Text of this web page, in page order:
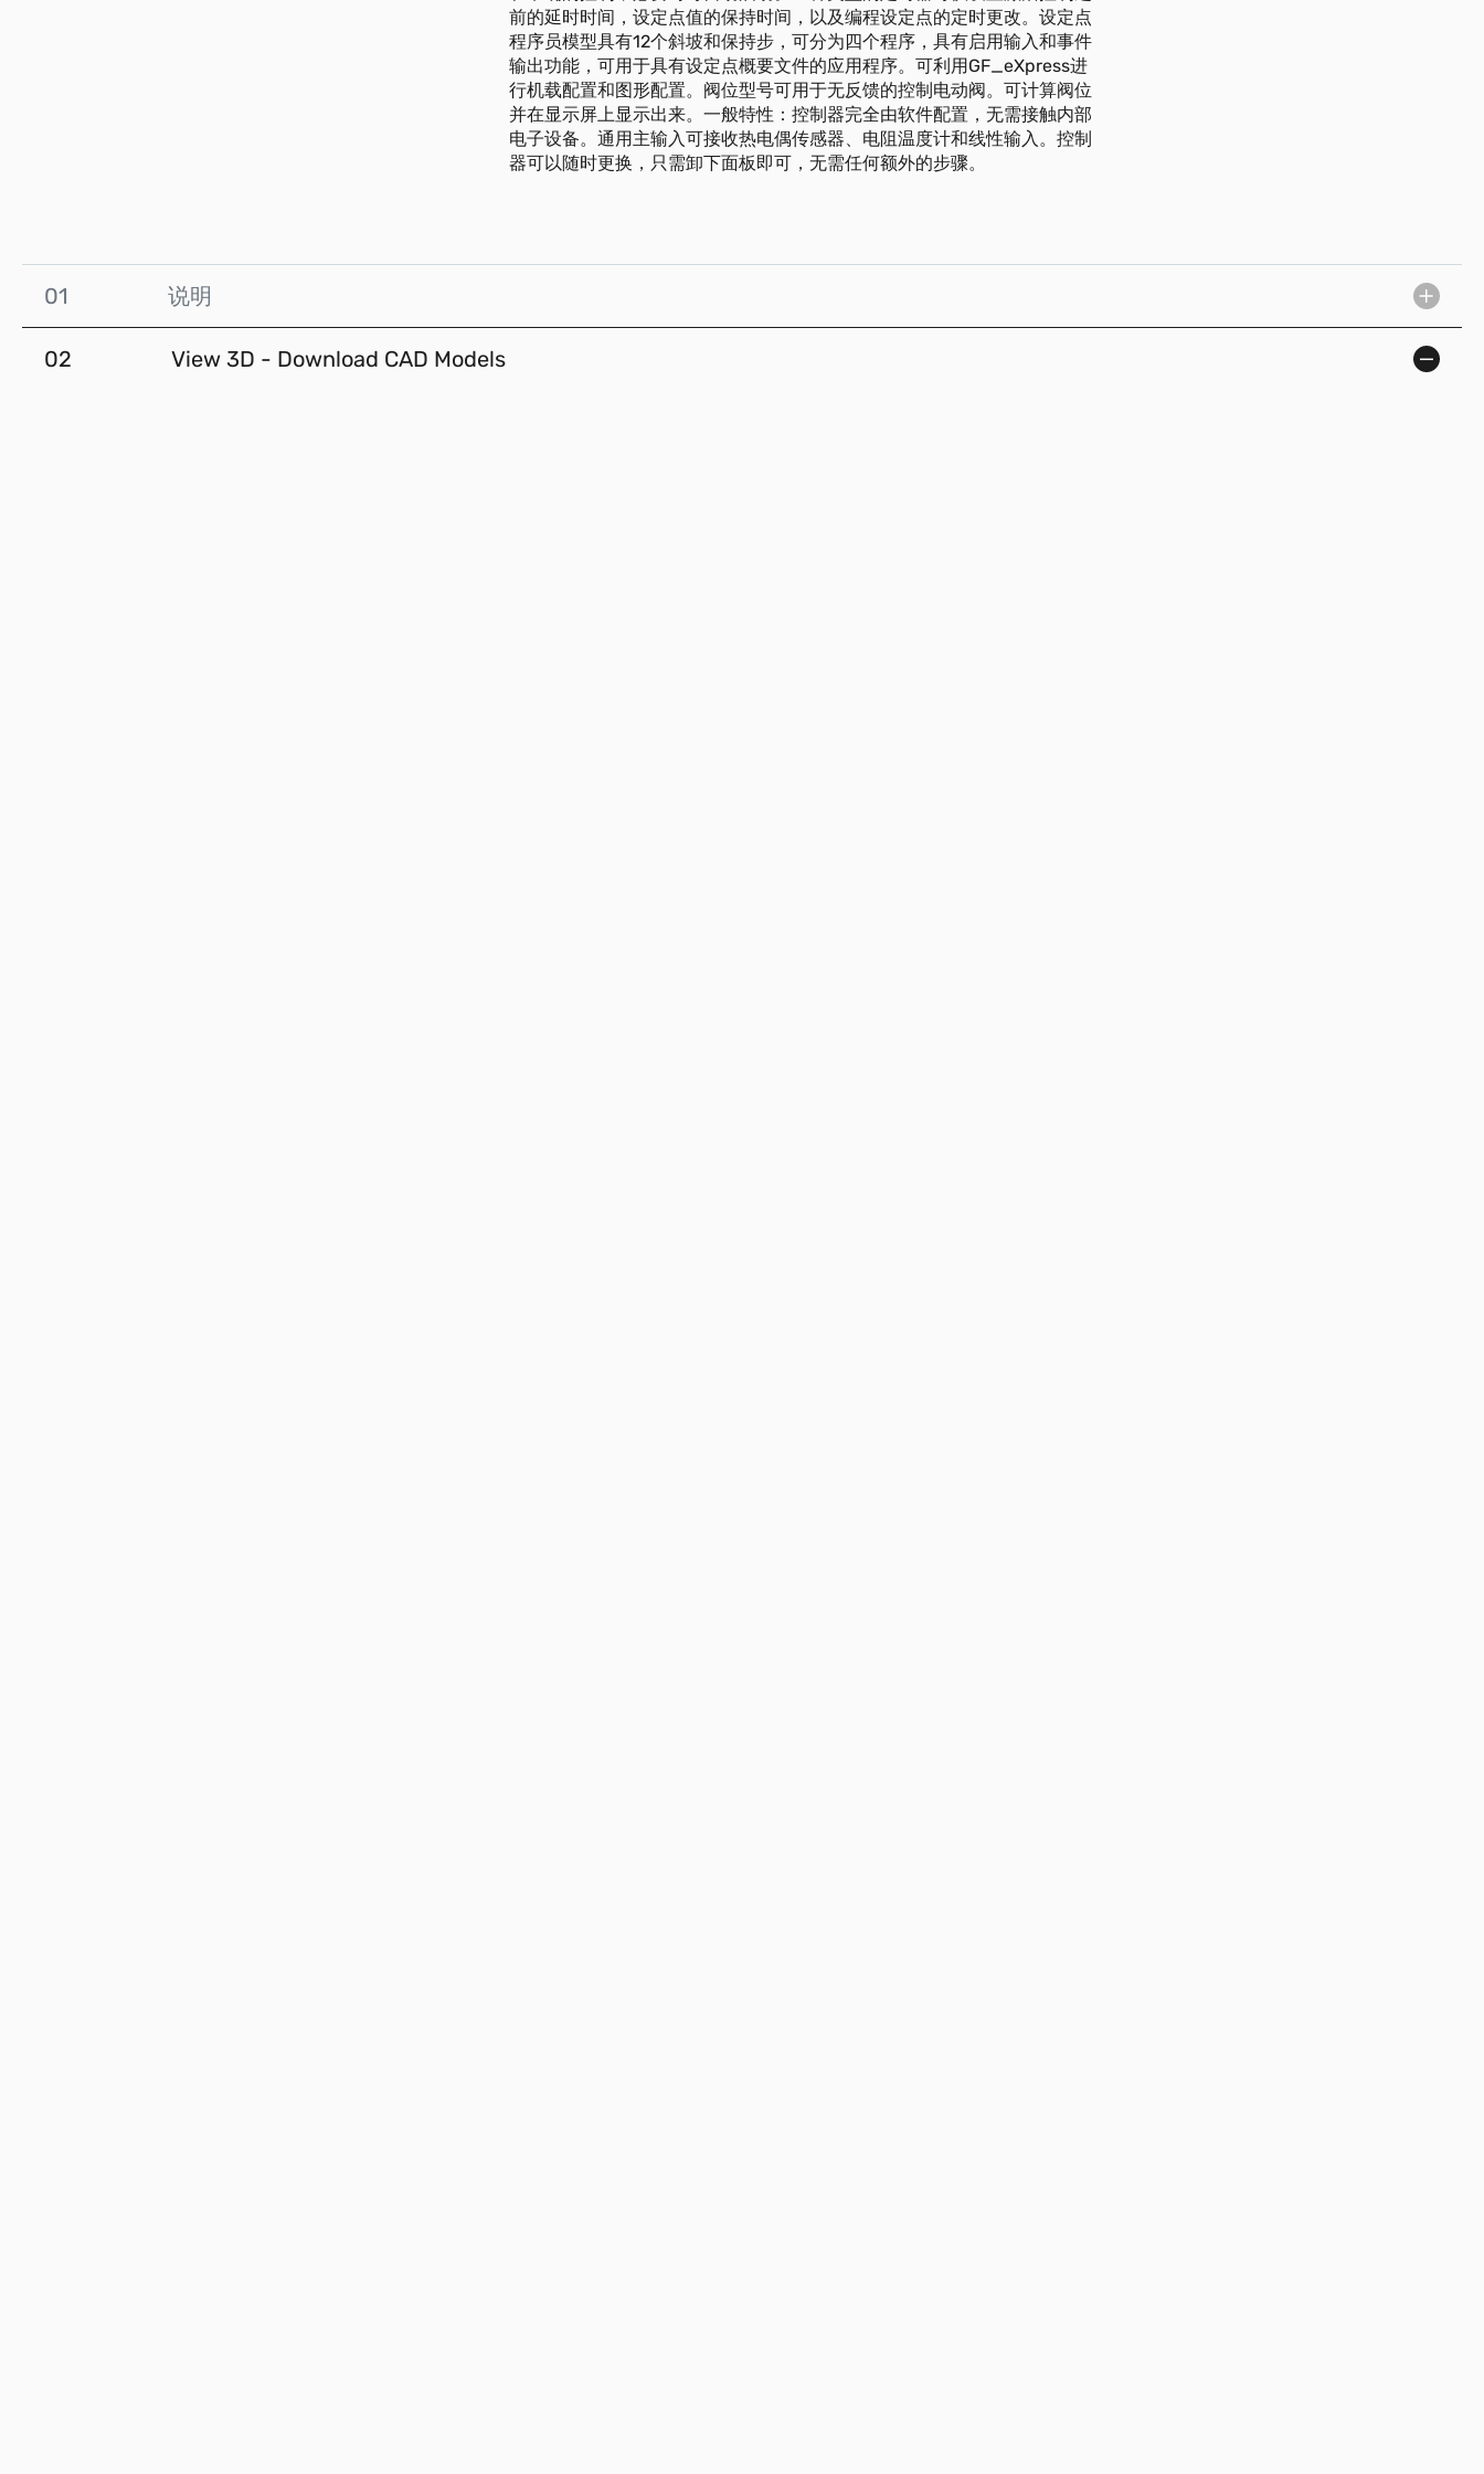
前的延时时间，设定点值的保持时间，以及编程设定点的定时更改。设定点
程序员模型具有12个斜坡和保持步，可分为四个程序，具有启用输入和事件
输出功能，可用于具有设定点概要文件的应用程序。可利用GF_eXpress进
行机载配置和图形配置。阀位型号可用于无反馈的控制电动阀。可计算阀位
并在显示屏上显​​示出来。一般特性：控制器完全由软件配置，无需接触内部
电子设备。通用主输入可接收热电偶传感器、电阻温度计和线性输入。控制
器可以随时更换，只需卸下面板即可，无需任何额外的步骤。
01 说明
02 View 3D - Download CAD Models